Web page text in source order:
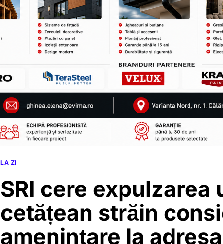
LA ZI
SRI cere expulzarea
cetățean străin
amenințare la